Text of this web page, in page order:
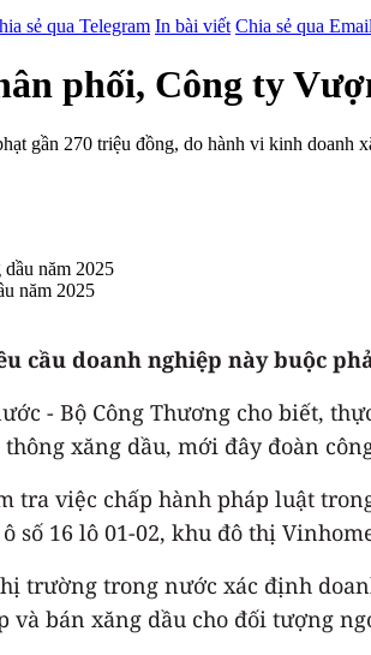
sẻ qua Telegram In bài viết Chia sẻ qua Email
phối, Công ty
270 triệu đồng, do hành vi kinh doanh
năm 2025
cầu doanh nghiệp này buộc
- Bộ Công Thương cho biết,
xăng dầu, mới đây đoàn
tra việc chấp hành pháp luật
số 16 lô 01-02, khu đô thị
trường trong nước xác định
bán xăng dầu cho đối tượng